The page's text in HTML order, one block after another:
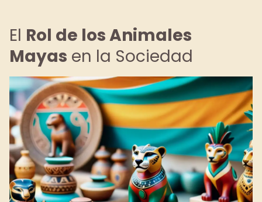
El Rol de los Animales
Mayas en la Sociedad